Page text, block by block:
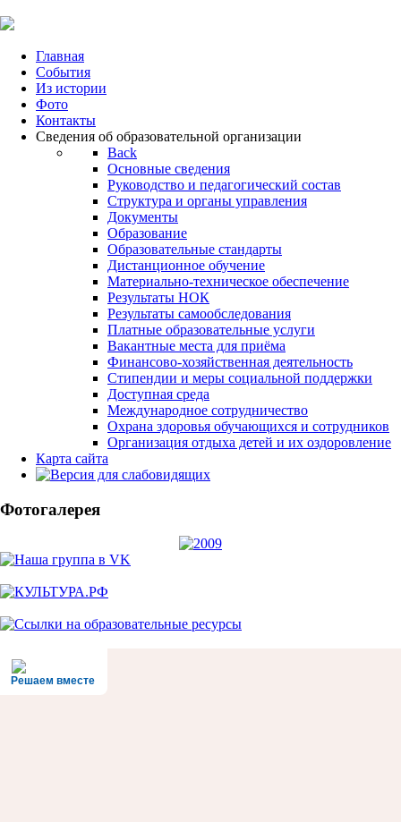
Главная
События
Из истории
Фото
Контакты
Сведения об образовательной организации
Back
Основные сведения
Руководство и педагогический состав
Структура и органы управления
Документы
Образование
Образовательные стандарты
Дистанционное обучение
Материально-техническое обеспечение
Результаты НОК
Результаты самообследования
Платные образовательные услуги
Вакантные места для приёма
Финансово-хозяйственная деятельность
Стипендии и меры социальной поддержки
Доступная среда
Международное сотрудничество
Охрана здоровья обучающихся и сотрудников
Организация отдыха детей и их оздоровление
Карта сайта
Фотогалерея
Решаем вместе